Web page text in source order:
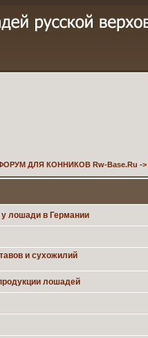
ДЛЯ КОННИКОВ Rw-Base.Ru ->
лошади в Германии
и сухожилий
лошадей